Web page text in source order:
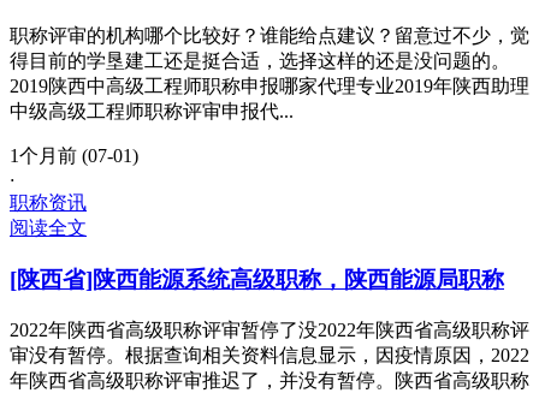
职称评审的机构哪个比较好？谁能给点建议？留意过不少，觉
得目前的学垦建工还是挺合适，选择这样的还是没问题的。
2019陕西中高级工程师职称申报哪家代理专业2019年陕西助理
中级高级工程师职称评审申报代...
1个月前 (07-01)
·
职称资讯
阅读全文
[陕西省]陕西能源系统高级职称，陕西能源局职称
2022年陕西省高级职称评审暂停了没2022年陕西省高级职称评
审没有暂停。根据查询相关资料信息显示，因疫情原因，2022
年陕西省高级职称评审推迟了，并没有暂停。陕西省高级职称